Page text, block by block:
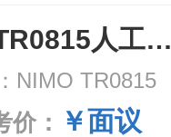
NIMO TR0815人工晶状体光学分析仪
NIMO TR0815
价： ￥面议